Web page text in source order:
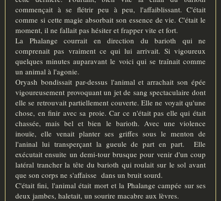
commençait à se flétrir peu à peu, l'affaiblissant. C'était
comme si cette magie absorbait son essence de vie. C'était le
moment, il ne fallait pas hésiter et frapper vite et fort.
La Phalange courrait en direction du barioth qui ne
comprenait pas vraiment ce qui lui arrivait. Si vigoureux
quelques minutes auparavant le voici qui se traînait comme
un animal à l'agonie.
Oryash bondissait par-dessus l'animal et arrachait son épée
vigoureusement provoquant un jet de sang spectaculaire dont
elle se retrouvait partiellement couverte. Elle ne voyait qu'une
chose, en finir avec sa proie. Car ce n'était pas elle qui était
chassée, mais bel et bien le barioth. Avec une violence
inouïe, elle venait planter ses griffes sous le menton de
l'aninal lui transperçant la gueule de part en part. Elle
exécutait ensuite un demi-tour brusque pour venir d'un coup
latéral trancher la tête du barioth qui roulait sur le sol avant
que son corps ne s'affaisse dans un bruit sourd.
C'était fini, l'animal était mort et la Phalange campée sur ses
deux jambes, haletait, un sourire macabre aux lèvres.